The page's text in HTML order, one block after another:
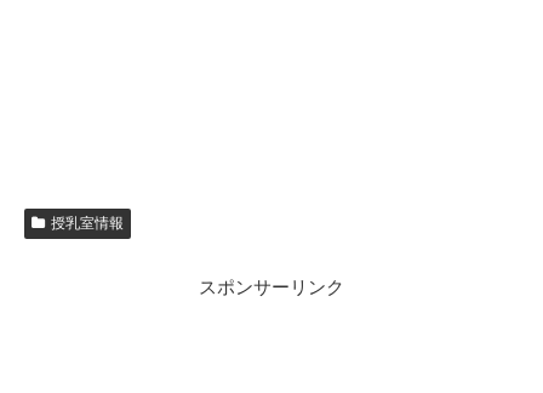
授乳室情報
スポンサーリンク